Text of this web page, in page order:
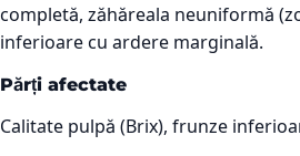
completă, zăhăreala neuniformă
inferioare cu ardere marginală.
Părți afectate
Calitate pulpă (Brix), frunze